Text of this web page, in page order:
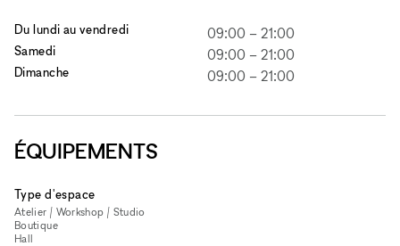
Du lundi au vendredi 09:00 – 21:00
Samedi 09:00 – 21:00
Dimanche 09:00 – 21:00
ÉQUIPEMENTS
Type d'espace
Atelier / Workshop / Studio
Boutique
Hall